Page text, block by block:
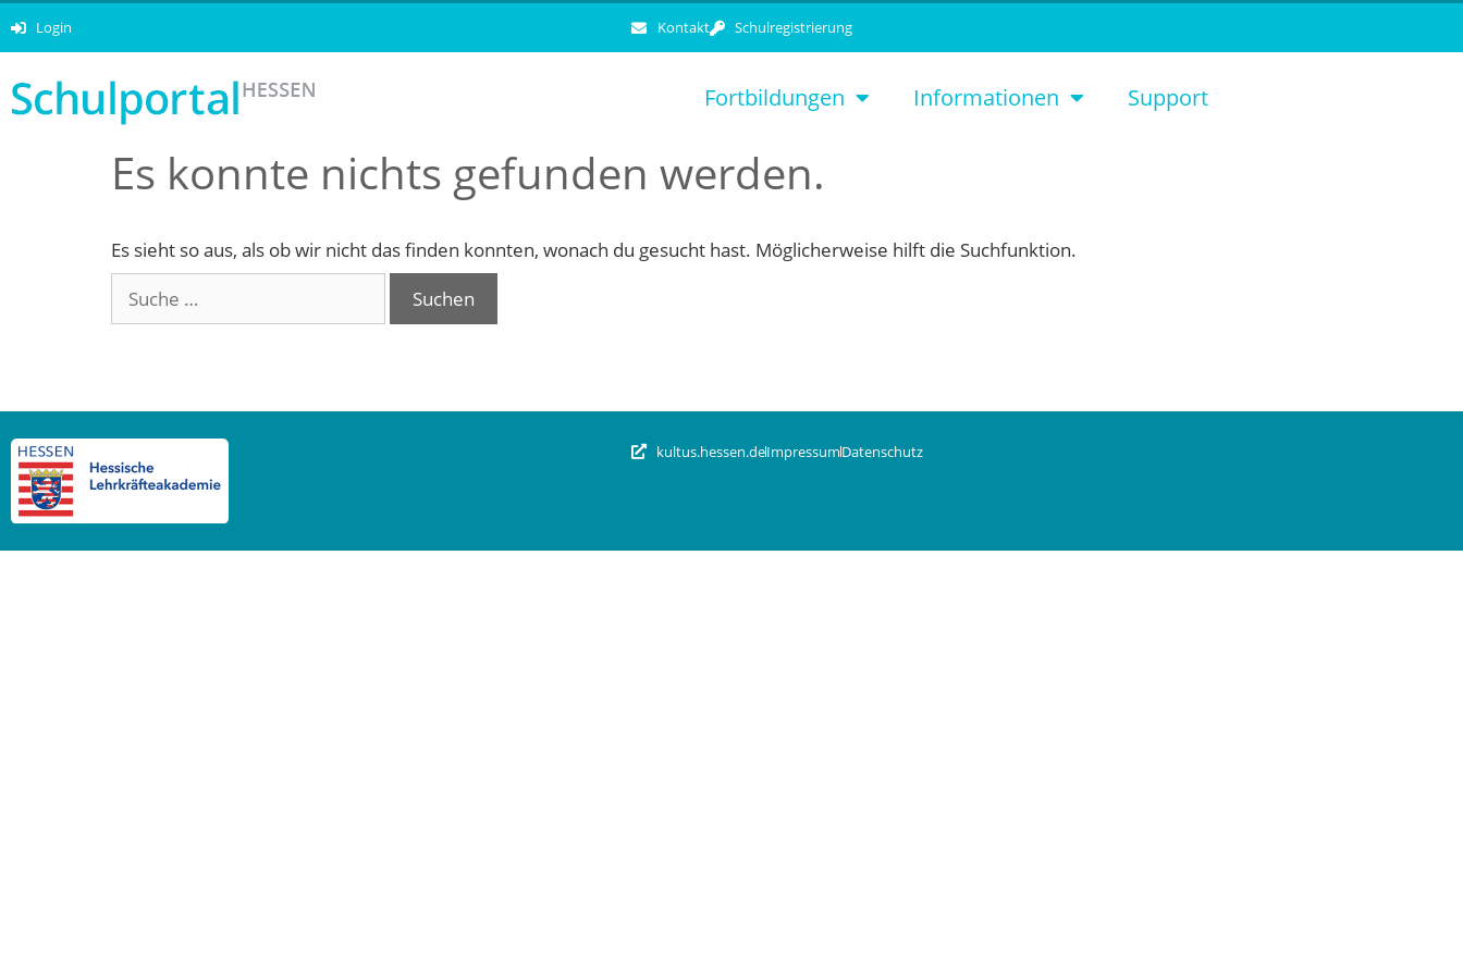
Login Kontakt Schulregistrierung
Fortbildungen Informationen Support
Es konnte nichts gefunden werden.
Es sieht so aus, als ob wir nicht das finden konnten, wonach du gesucht hast. Möglicherweise hilft die Suchfunktion.
kultus.hessen.deImpressumDatenschutz